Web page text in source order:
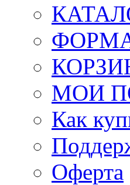
МОИ
Как
Оферта